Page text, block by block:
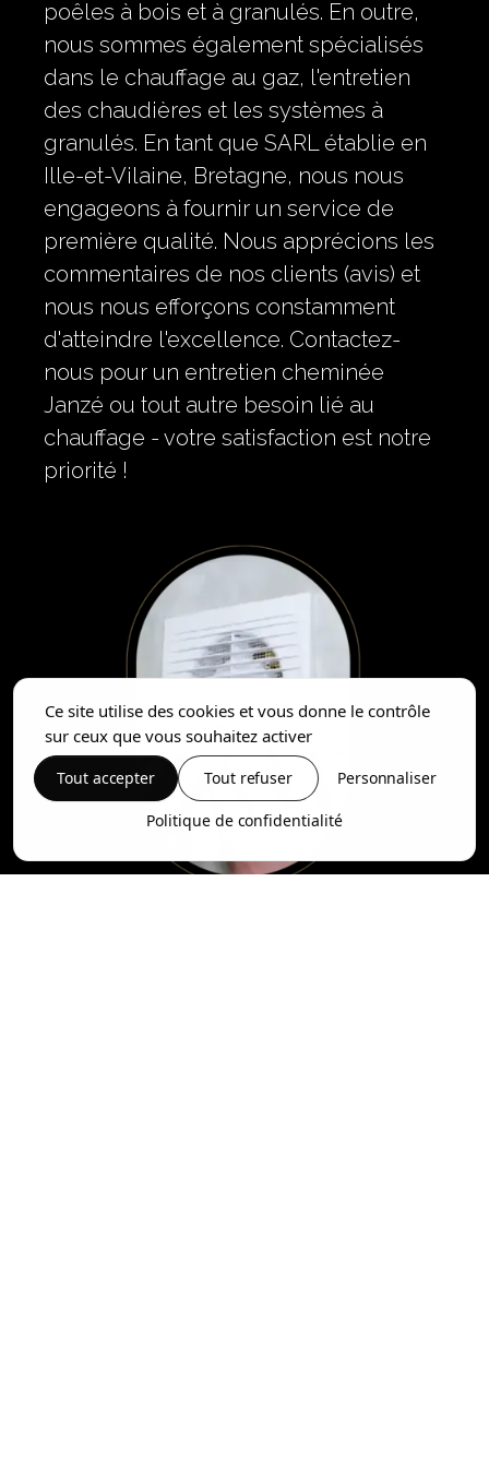
poêles à bois et à granulés. En outre,
nous sommes également spécialisés
dans le chauffage au gaz, l'entretien
des chaudières et les systèmes à
granulés. En tant que SARL établie en
Ille-et-Vilaine, Bretagne, nous nous
engageons à fournir un service de
première qualité. Nous apprécions les
commentaires de nos clients (avis) et
nous nous efforçons constamment
d'atteindre l'excellence. Contactez-
nous pour un entretien cheminée
Janzé ou tout autre besoin lié au
chauffage - votre satisfaction est notre
priorité !
Ce site utilise des cookies et vous donne le contrôle
sur ceux que vous souhaitez activer
Tout accepter Tout refuser Personnaliser
Politique de confidentialité